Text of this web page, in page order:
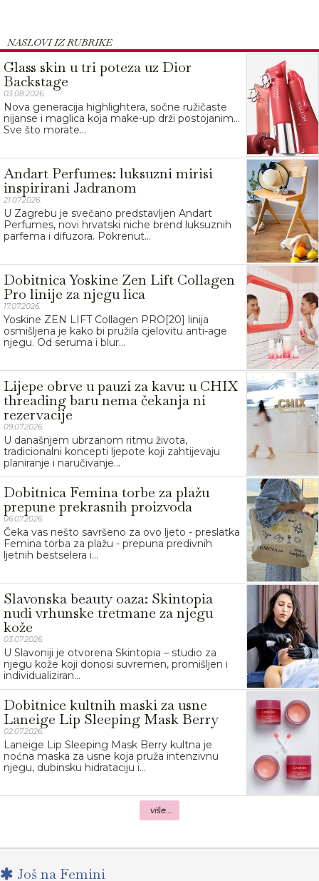
NASLOVI IZ RUBRIKE
Glass skin u tri poteza uz Dior
Backstage
03.08.2026.
Nova generacija highlightera, sočne ružičaste
nijanse i maglica koja make-up drži postojanim…
Sve što morate...
Andart Perfumes: luksuzni mirisi
inspirirani Jadranom
21.07.2026.
U Zagrebu je svečano predstavljen Andart
Perfumes, novi hrvatski niche brend luksuznih
parfema i difuzora. Pokrenut...
Dobitnica Yoskine Zen Lift Collagen
Pro linije za njegu lica
17.07.2026.
Yoskine ZEN LIFT Collagen PRO[20] linija
osmišljena je kako bi pružila cjelovitu anti-age
njegu. Od seruma i blur...
Lijepe obrve u pauzi za kavu: u CHIX
threading baru nema čekanja ni
rezervacije
09.07.2026.
U današnjem ubrzanom ritmu života,
tradicionalni koncepti ljepote koji zahtijevaju
planiranje i naručivanje...
Dobitnica Femina torbe za plažu
prepune prekrasnih proizvoda
06.07.2026.
Čeka vas nešto savršeno za ovo ljeto - preslatka
Femina torba za plažu - prepuna predivnih
ljetnih bestselera i...
Slavonska beauty oaza: Skintopia
nudi vrhunske tretmane za njegu
kože
03.07.2026.
U Slavoniji je otvorena Skintopia – studio za
njegu kože koji donosi suvremen, promišljen i
individualiziran...
Dobitnice kultnih maski za usne
Laneige Lip Sleeping Mask Berry
02.07.2026.
Laneige Lip Sleeping Mask Berry kultna je
noćna maska za usne koja pruža intenzivnu
njegu, dubinsku hidrataciju i...
više...
Još na Femini